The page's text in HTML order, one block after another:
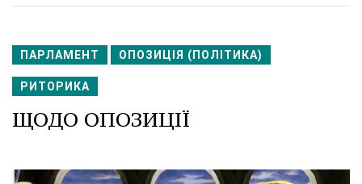
ПАРЛАМЕНТ ОПОЗИЦІЯ (ПОЛІТИКА)
РИТОРИКА
ЩОДО ОПОЗИЦІЇ